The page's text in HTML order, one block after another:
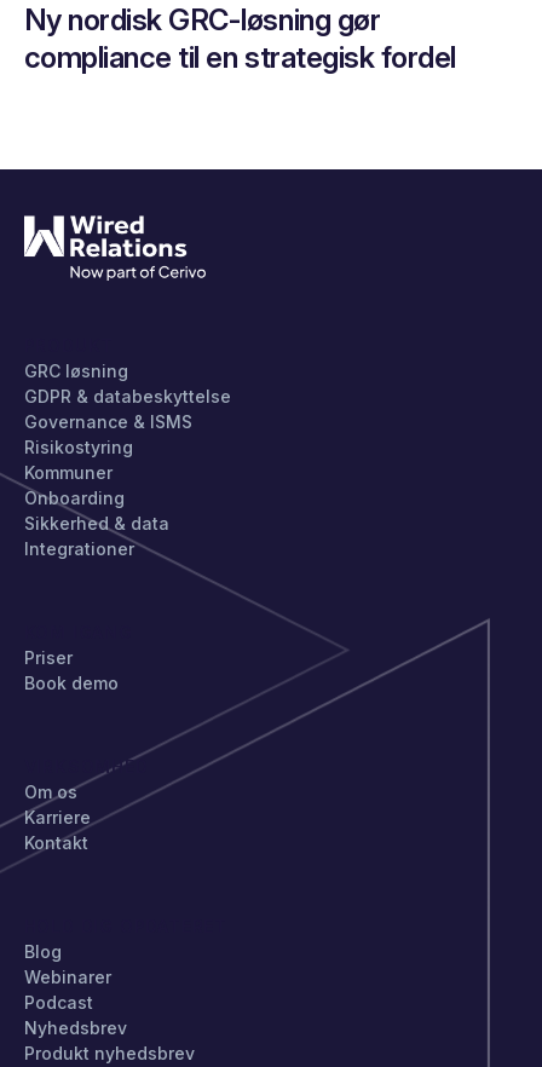
Ny nordisk GRC-løsning gør
compliance til en strategisk fordel
GRC løsning
GDPR & databeskyttelse
Governance & ISMS
Risikostyring
Kommuner
Onboarding
Sikkerhed & data
Integrationer
Priser
Book demo
VIRKSOMHED
Om os
Karriere
Kontakt
Blog
Webinarer
Podcast
Nyhedsbrev
Produkt nyhedsbrev